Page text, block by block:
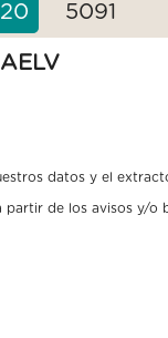
20 5091
AELV
datos y el
de los avisos y/o